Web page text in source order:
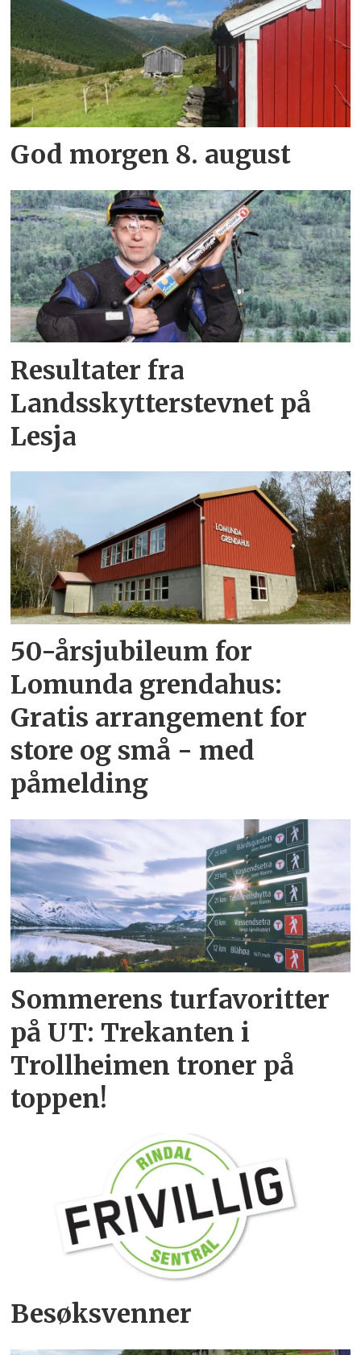
God morgen 8. august
Resultater fra
Landsskytterstevnet på
Lesja
50-årsjubileum for
Lomunda grendahus:
Gratis arrangement for
store og små - med
påmelding
Sommerens turfavoritter
på UT: Trekanten i
Trollheimen troner på
toppen!
Besøksvenner